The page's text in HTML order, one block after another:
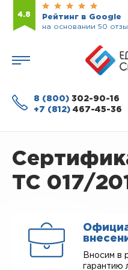
4.8
Рейтинг в Google
на основании 50
8 (800) 302-90-16
+7 (812) 467-45-36
ТС 017/
Вносим в
гарантию